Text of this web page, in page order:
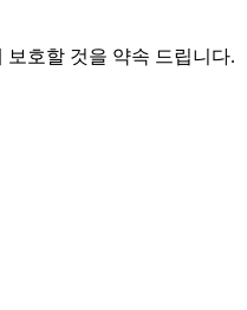
호할 것을 약속 드립니다.